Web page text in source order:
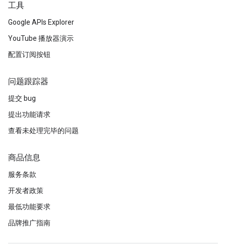
工具
Google APIs Explorer
YouTube 播放器演示
配置订阅按钮
问题跟踪器
提交 bug
提出功能请求
查看未处理完毕的问题
商品信息
服务条款
开发者政策
最低功能要求
品牌推广指南